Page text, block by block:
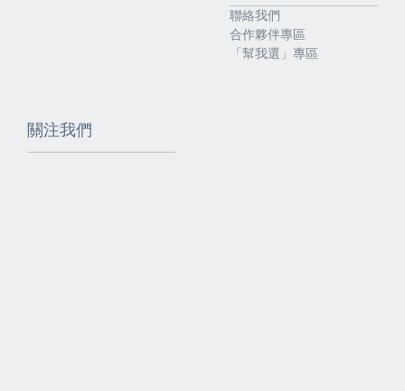
聯絡我們
合作夥伴專區
「幫我選」專區
關注我們